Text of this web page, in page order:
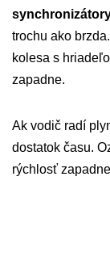
trochu ako
kolesa s
zapadne.
Ak vodič radí
dostatok času.
rýchlosť